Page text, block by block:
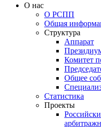
О нас
О РСПП
Общая
Структура
Аппарат
Комитет
Общее
Статистика
Проекты